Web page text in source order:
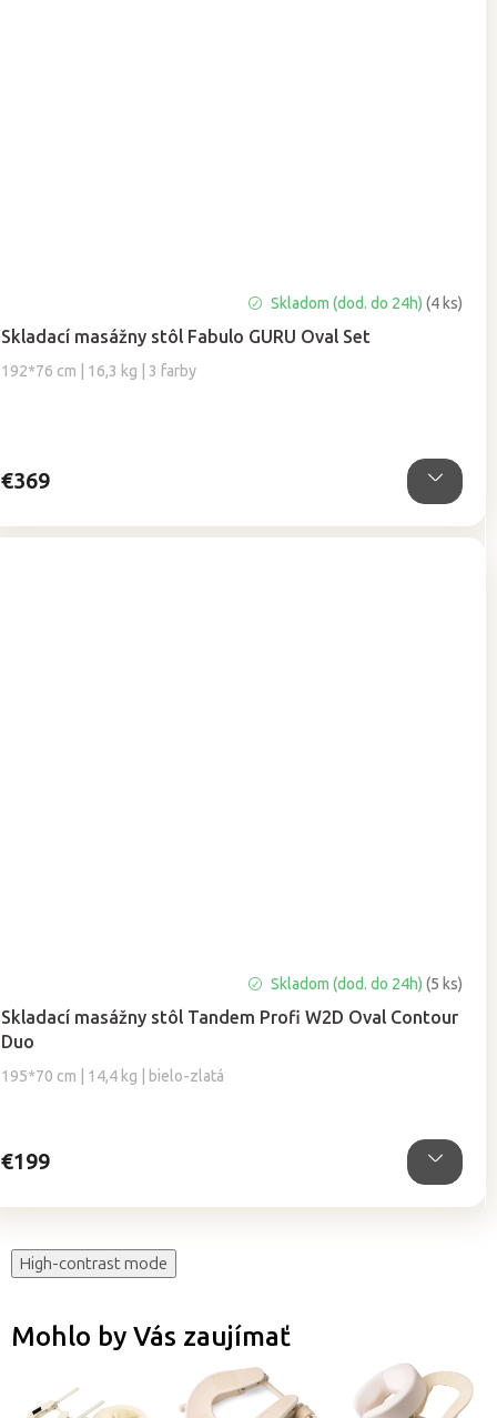
Skladací masážny stôl Fabulo GURU Oval Set
192*76 cm | 16,3 kg | 3 farby
hodnotenie
produktu
je
Skladom (dod. do 24h)(4 ks)
€369
Skladací masážny stôl Tandem Profi W2D Oval Contour
Duo
195*70 cm | 14,4 kg | bielo-zlatá
hodnotenie
produktu
je
5,0
Skladom (dod. do 24h)(5 ks)
€199
High-contrast mode
Mohlo by Vás zaujímať